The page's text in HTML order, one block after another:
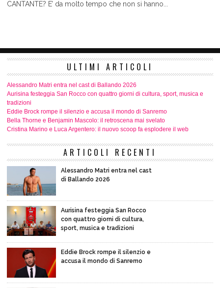
CANTANTE? E’ da molto tempo che non si hanno...
ULTIMI ARTICOLI
Alessandro Matri entra nel cast di Ballando 2026
Aurisina festeggia San Rocco con quattro giorni di cultura, sport, musica e
tradizioni
Eddie Brock rompe il silenzio e accusa il mondo di Sanremo
Bella Thorne e Benjamin Mascolo: il retroscena mai svelato
Cristina Marino e Luca Argentero: il nuovo scoop fa esplodere il web
ARTICOLI RECENTI
Alessandro Matri entra nel cast
di Ballando 2026
Aurisina festeggia San Rocco
con quattro giorni di cultura,
sport, musica e tradizioni
Eddie Brock rompe il silenzio e
accusa il mondo di Sanremo